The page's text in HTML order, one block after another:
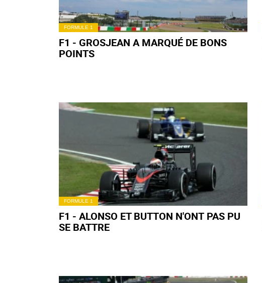
FORMULE 1
F1 - GROSJEAN A MARQUÉ DE BONS
POINTS
FORMULE 1
F1 - ALONSO ET BUTTON N'ONT PAS PU
SE BATTRE